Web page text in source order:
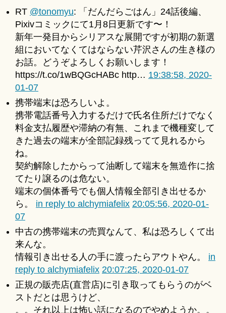
RT @tonomyu: 「だんだらごはん」24話後編、
Pixivコミックにて1月8日更新です〜！
新年一発目からシリアスな展開ですが初期の新選
組においてなくてはならない芹沢さんの生き様の
お話。どうぞよろしくお願いします！
https://t.co/1wBQGcHABc http… 19:38:58, 2020-
01-07
携帯端末は恐ろしいよ。
携帯電話番号入力するだけで氏名住所だけでなく
料金支払履歴や滞納の有無、これまで機種変して
きた過去の端末が全部記録残ってて見れるから
ね。
契約解除したからって油断して端末を無造作に捨
てたり譲るのは危ない。
端末の個体番号でも個人情報全部引き出せるか
ら。 in reply to alchymiafelix 20:05:56, 2020-01-
07
中古の携帯端末の売買なんて、私は恐ろしくて出
来んな。
情報引き出せる人の手に渡ったらアウトやん。 in
reply to alchymiafelix 20:07:25, 2020-01-07
正規の販売店(直営店)に引き取ってもらうのがベ
ストだとは思うけど、
。。それ以上は怖い話になるのでやめようか。。